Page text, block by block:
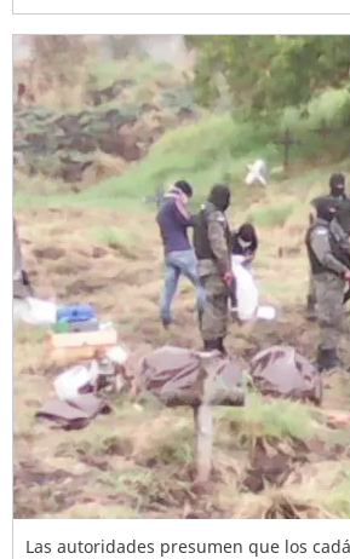
Las autoridades presumen que los